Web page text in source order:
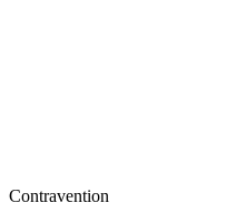
Contravention